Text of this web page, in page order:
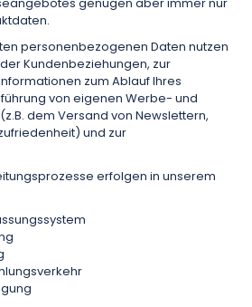
personenbezogenen Daten nutzen
Kundenbeziehungen, zur
zum Ablauf Ihres
von eigenen Werbe- und
dem Versand von Newslettern,
und zur
erfolgen in unserem